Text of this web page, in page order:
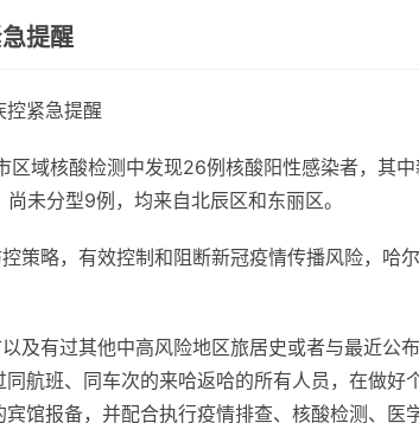
提醒
控紧急提醒
域核酸检测中发现26例核酸阳性感染者，其中
未分型9例，均来自北辰区和东丽区。
策略，有效控制和阻断新冠疫情传播风险，哈
及有过其他中高风险地区旅居史或者与最近公
航班、同车次的来哈返哈的所有人员，在做好
馆报备，并配合执行疫情排查、核酸检测、医